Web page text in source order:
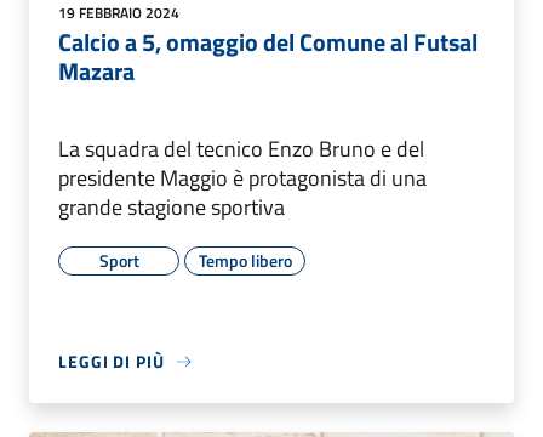
19 FEBBRAIO 2024
Calcio a 5, omaggio del Comune al Futsal
Mazara
La squadra del tecnico Enzo Bruno e del
presidente Maggio è protagonista di una
grande stagione sportiva
Sport Tempo libero
LEGGI DI PIÙ